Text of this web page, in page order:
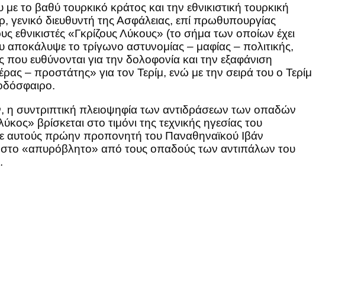
το βαθύ τουρκικό κράτος και την εθνικιστική τουρκική
διευθυντή της Ασφάλειας, επί πρωθυπουργίας
εθνικιστές «Γκρίζους Λύκους» (το σήμα των οποίων έχει
το τρίγωνο αστυνομίας – μαφίας – πολιτικής,
ευθύνονται για την δολοφονία και την εξαφάνιση
– προστάτης» για τον Τερίμ, ενώ με την σειρά του ο Τερίμ
η συντριπτική πλειοψηφία των αντιδράσεων των οπαδών
βρίσκεται στο τιμόνι της τεχνικής ηγεσίας του
αυτούς πρώην προπονητή του Παναθηναϊκού Ιβάν
στο «απυρόβλητο» από τους οπαδούς των αντιπάλων του